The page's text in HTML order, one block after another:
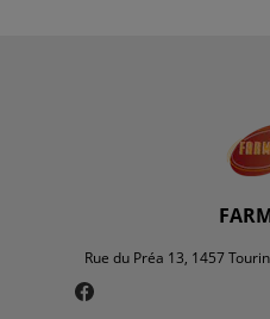
Rue du Préa 13, 1457